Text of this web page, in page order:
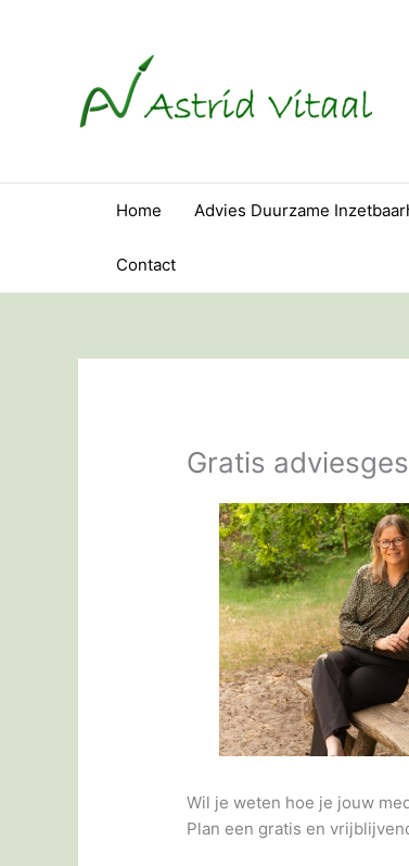
Home Advies Duurzame
Contact
Gratis
Wil je weten hoe je jouw
Plan een gratis en